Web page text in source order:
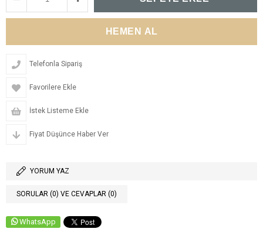
Telefonla Sipariş
Favorilere Ekle
İstek Listeme Ekle
Fiyat Düşünce Haber Ver
YORUM YAZ
SORULAR (0) VE CEVAPLAR (0)
WhatsApp